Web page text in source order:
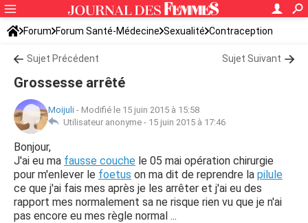
Forum Forum Santé-Médecine Sexualité Contraception
Sujet Précédent Sujet Suivant
Grossesse arrêté
Moijuli - Modifié le 15 juin 2015 à 15:58
Utilisateur anonyme - 15 juin 2015 à 17:46
Bonjour,
J'ai eu ma fausse couche le 05 mai opération chirurgie
pour m'enlever le foetus on ma dit de reprendre la pilule
ce que j'ai fais mes après je les arrêter et j'ai eu des
rapport mes normalement sa ne risque rien vu que je n'ai
pas encore eu mes règle normal ...